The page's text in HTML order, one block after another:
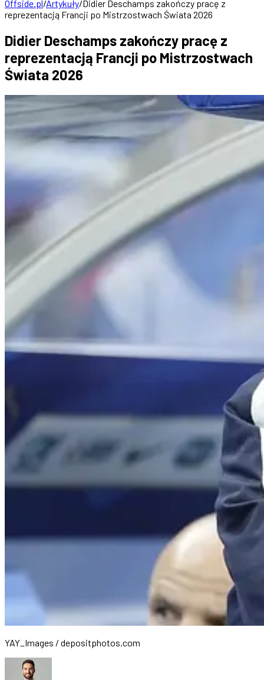
Offside.pl/Artykuły/Didier Deschamps zakończy pracę z
reprezentacją Francji po Mistrzostwach Świata 2026
Didier Deschamps zakończy pracę z
reprezentacją Francji po Mistrzostwach
Świata 2026
YAY_Images / depositphotos.com